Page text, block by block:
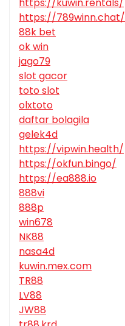
https://789winn.chat/
88k bet
ok win
jago79
slot gacor
toto slot
olxtoto
daftar bolagila
gelek4d
https://vipwin.health/
https://okfun.bingo/
https://ea888.io
888vi
888p
win678
NK88
nasa4d
kuwin.mex.com
TR88
LV88
JW88